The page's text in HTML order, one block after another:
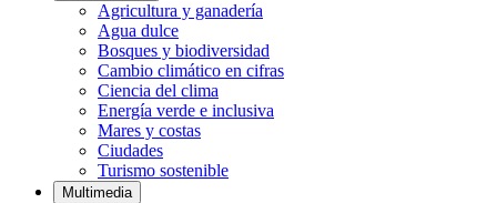
Agricultura y ganadería
Agua dulce
Bosques y biodiversidad
Cambio climático en cifras
Ciencia del clima
Energía verde e inclusiva
Mares y costas
Ciudades
Turismo sostenible
Multimedia